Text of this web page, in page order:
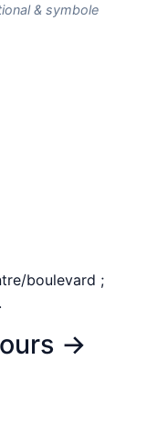
& symbole
boulevard ;
→